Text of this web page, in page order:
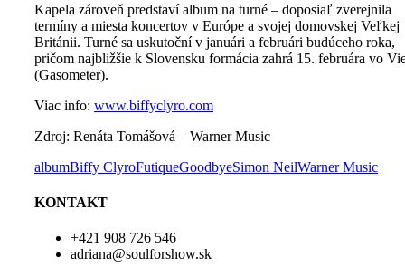
Kapela zároveň predstaví album na turné – doposiaľ zverejnila
termíny a miesta koncertov v Európe a svojej domovskej Veľkej
Británii. Turné sa uskutoční v januári a februári budúceho roka,
pričom najbližšie k Slovensku formácia zahrá 15. februára vo
(Gasometer).
Viac info: www.biffyclyro.com
Zdroj: Renáta Tomášová – Warner Music
albumBiffy ClyroFutiqueGoodbyeSimon NeilWarner Music
KONTAKT
+421 908 726 546
adriana@soulforshow.sk